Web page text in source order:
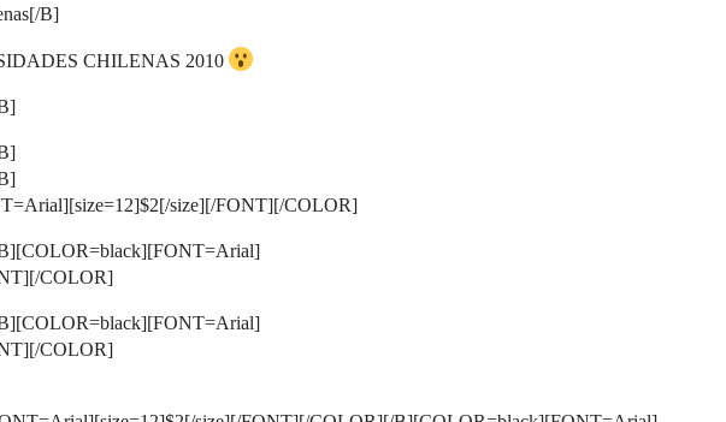
B]
CHILENAS 2010
size][/FONT][/COLOR]
COLOR]
COLOR]